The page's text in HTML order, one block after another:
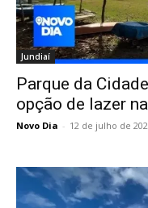
Jundiaí
Parque da
opção de lazer
Novo Dia - 12 de julho de